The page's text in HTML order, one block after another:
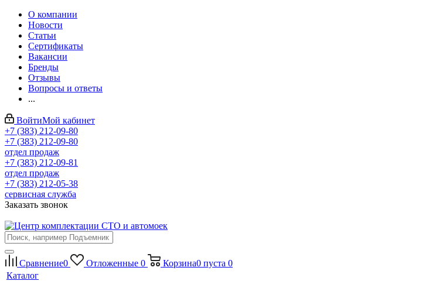
О компании
Новости
Статьи
Сертификаты
Вакансии
Бренды
Отзывы
Вопросы и ответы
...
ВойтиМой кабинет
+7 (383) 212-09-80
+7 (383) 212-09-80
отдел продаж
+7 (383) 212-09-81
отдел продаж
+7 (383) 212-05-38
сервисная служба
Заказать звонок
Сравнение0 Отложенные 0 Корзина0 пуста 0
Каталог